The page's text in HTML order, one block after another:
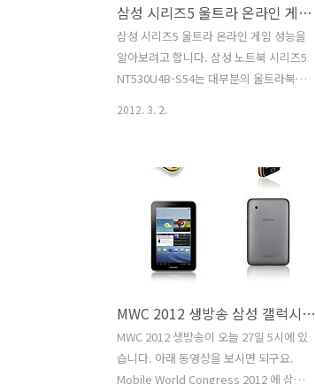
삼성 시리즈5 울트라 온라인 게임 성능 삼성 노트북 시리즈5 NT530U4B-S54
삼성 시리즈5 울트라 온라인 게임 성능을
알아보려고 합니다. 삼성 노트북 시리즈5
NT530U4B-S54는 대부분의 울트라북이
7550M을 필요에 따라서 번갈아가며 사용
을 하게 됩니다. 이른바 하이브리드 그래
픽이라고 하죠. 덕분에 게임이 잘 돌아갑
니다. 삼성 시리즈5 울트라를 사용하는 유
저는 휴대성을 제일 먼저 염두해 두었을
것이라고 생각합니다. 울트라북이라는 이
이유중 하나가 얇고 가볍다라는 울트라북
의 표현 때문이죠. 삼성 노트북 시리즈5
NT530U4B-S54은 13인치와는 다르게
Ati 7550M을 장착하면서 약간은 애매한
2012. 3. 2.
MWC 2012 생방송 삼성 갤럭시빔 갤럭시탭2 공개
MWC 2012 생방송이 오늘 27일 5시에 있
습니다. 아래 동영상을 보시면 되구요.
Mobile World Congress 2012 에 삼성